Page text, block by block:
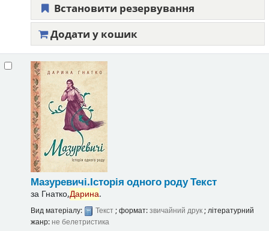
Встановити резервування
Додати у кошик
Мазуревичі.Історія одного родуТекст
за Гнатко,Дарина.
Вид матеріалу: Текст; формат:звичайний друк; літературний
жанр: не белетристика